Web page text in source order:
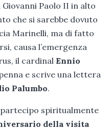
Giovanni Paolo II in alto
che si sarebbe dovuto
Marinelli, ma di fatto
causa l’emergenza
il cardinalEnnio
e scrive una lettera
Palumbo.
partecipo spiritualmente
della visita